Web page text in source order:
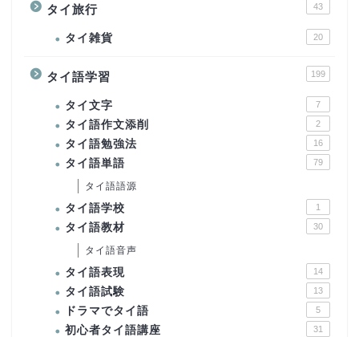
タイ旅行 43
タイ雑貨 20
タイ語学習 199
タイ文字 7
タイ語作文添削 2
タイ語勉強法 16
タイ語単語 79
タイ語語源
タイ語学校 1
タイ語教材 30
タイ語音声
タイ語表現 14
タイ語試験 13
ドラマでタイ語 5
初心者タイ語講座 31